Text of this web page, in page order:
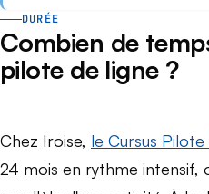
DURÉE
Combien de
pilote de ligne ?
Chez Iroise, le Cursus Pilote
24 mois en rythme intensif,